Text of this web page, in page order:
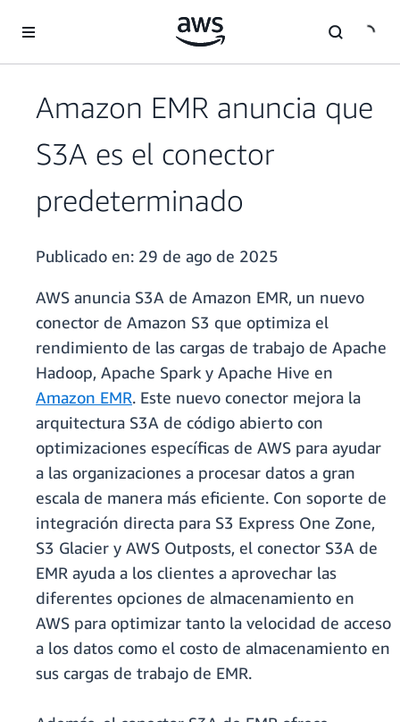
Amazon EMR anuncia que
S3A es el conector
predeterminado
Publicado en: 29 de ago de 2025
AWS anuncia S3A de Amazon EMR, un nuevo
conector de Amazon S3 que optimiza el
rendimiento de las cargas de trabajo de Apache
Hadoop, Apache Spark y Apache Hive en
Amazon EMR. Este nuevo conector mejora la
arquitectura S3A de código abierto con
optimizaciones específicas de AWS para ayudar
a las organizaciones a procesar datos a gran
escala de manera más eficiente. Con soporte de
integración directa para S3 Express One Zone,
S3 Glacier y AWS Outposts, el conector S3A de
EMR ayuda a los clientes a aprovechar las
diferentes opciones de almacenamiento en
AWS para optimizar tanto la velocidad de acceso
a los datos como el costo de almacenamiento en
sus cargas de trabajo de EMR.